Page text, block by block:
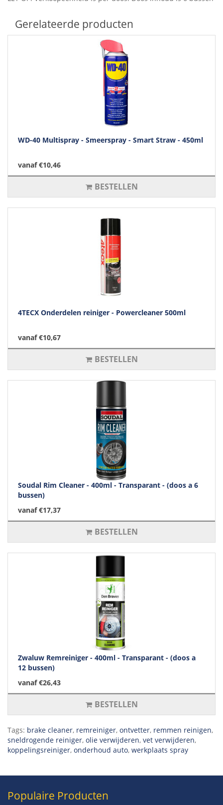
Gerelateerde producten
WD-40 Multispray - Smeerspray - Smart Straw - 450ml
vanaf €10,46
BESTELLEN
4TECX Onderdelen reiniger - Powercleaner 500ml
vanaf €10,67
BESTELLEN
Soudal Rim Cleaner - 400ml - Transparant - (doos a 6
bussen)
vanaf €17,37
BESTELLEN
Zwaluw Remreiniger - 400ml - Transparant - (doos a
12 bussen)
vanaf €26,43
BESTELLEN
Tags: brake cleaner, remreiniger, ontvetter, remmen reinigen,
sneldrogende reiniger, olie verwijderen, vet verwijderen,
koppelingsreiniger, onderhoud auto, werkplaats spray
Populaire Producten